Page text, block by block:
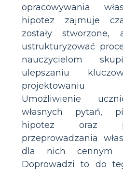
opracowywania
hipotez zajmuje
zostały
ustrukturyzować
nauczycielom
ulepszaniu
projektowaniu
Umożliwienie
własnych pytań,
hipotez oraz
przeprowadzania
dla nich cennym
Doprowadzi to do